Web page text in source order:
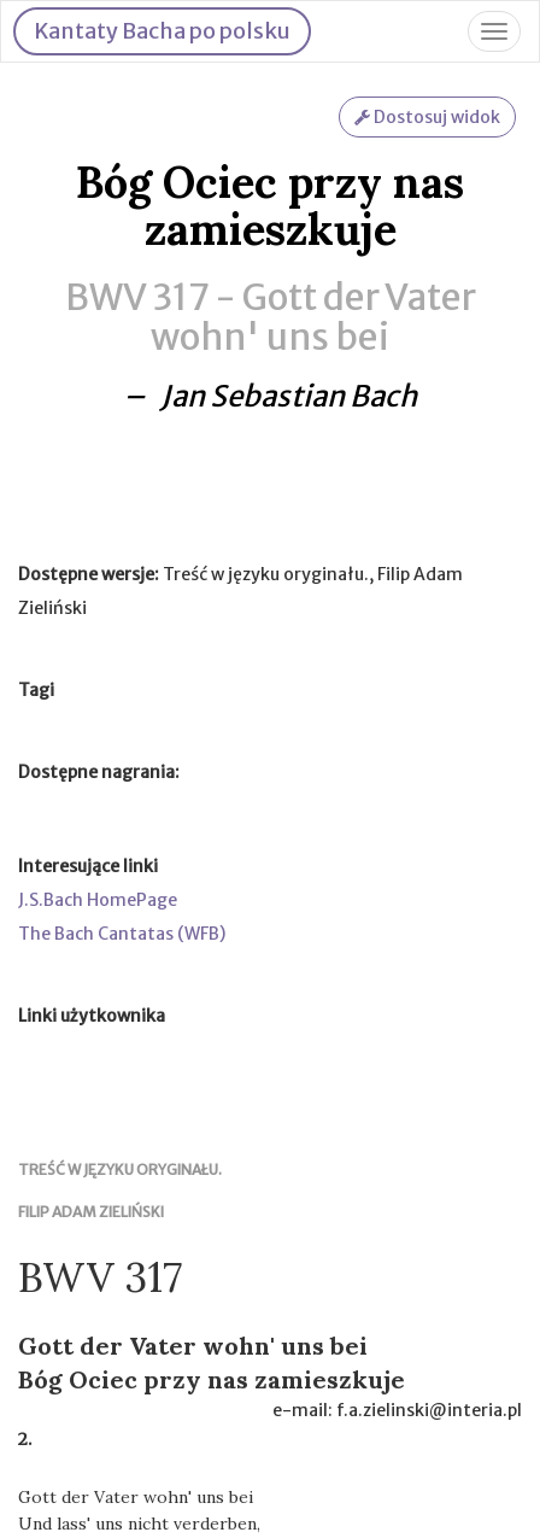
Kantaty Bacha po polsku
Bóg Ociec przy nas
zamieszkuje
BWV 317 - Gott der Vater
wohn' uns bei
– Jan Sebastian Bach
Dostępne wersje: Treść w języku oryginału., Filip Adam
Zieliński
Tagi
Dostępne nagrania:
Interesujące linki
J.S.Bach HomePage
The Bach Cantatas (WFB)
Linki użytkownika
TREŚĆ W JĘZYKU ORYGINAŁU.
FILIP ADAM ZIELIŃSKI
BWV 317
Gott der Vater wohn' uns bei
Bóg Ociec przy nas zamieszkuje
e-mail: f.a.zielinski@interia.pl
2.
Gott der Vater wohn' uns bei
Und lass' uns nicht verderben,
Dostosuj widok